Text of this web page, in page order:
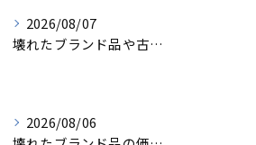
2026/08/07
壊れたブランド品や古物の価値を見極める秘訣
2026/08/06